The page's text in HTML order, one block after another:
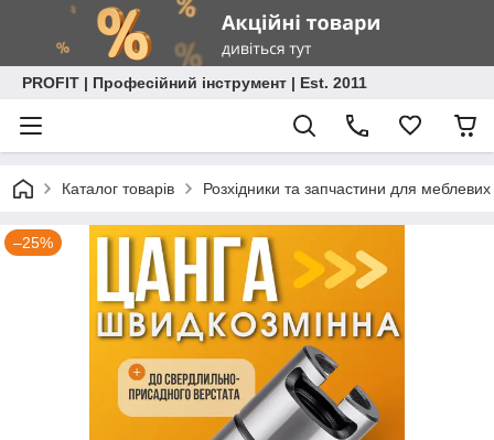
PROFIT | Професійний інструмент | Est. 2011
Каталог товарів Розхідники та запчастини для
–25%